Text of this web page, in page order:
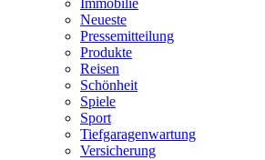
Immobilie
Neueste
Pressemitteilung
Produkte
Reisen
Schönheit
Spiele
Sport
Tiefgaragenwartung
Versicherung